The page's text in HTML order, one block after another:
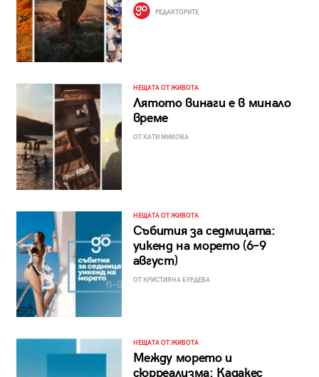
РЕДАКТОРИТЕ
НЕЩАТА ОТ ЖИВОТА
Лятото винаги е в минало
време
ОТ КАТИ МИКОВА
НЕЩАТА ОТ ЖИВОТА
Събития за седмицата:
уикенд на морето (6–9
август)
ОТ КРИСТИЯНА БУРДЕВА
НЕЩАТА ОТ ЖИВОТА
Между морето и
сюрреализма: Кадакес